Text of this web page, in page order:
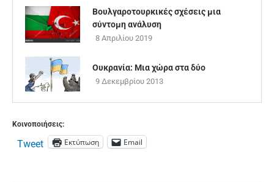
Bουλγαροτουρκικές σχέσεις μια
σύντομη ανάλυση
8 Απριλίου 2019
Ουκρανία: Μια χώρα στα δύο
9 Δεκεμβρίου 2013
Κοινοποιήσεις:
Tweet Εκτύπωση Email